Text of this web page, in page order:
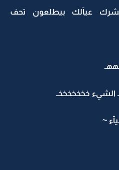
عيآلك بيطلعون تحف
الشيء خخخخخخخـ
~